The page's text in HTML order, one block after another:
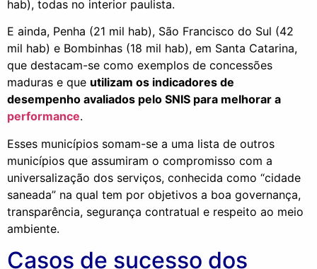
hab), todas no interior paulista.
E ainda, Penha (21 mil hab), São Francisco do Sul (42
mil hab) e Bombinhas (18 mil hab), em Santa Catarina,
que destacam-se como exemplos de concessões
maduras e que utilizam os indicadores de
desempenho avaliados pelo SNIS para melhorar a
performance.
Esses municípios somam-se a uma lista de outros
municípios que assumiram o compromisso com a
universalização dos serviços, conhecida como “cidade
saneada” na qual tem por objetivos a boa governança,
transparência, segurança contratual e respeito ao meio
ambiente.
Casos de sucesso dos